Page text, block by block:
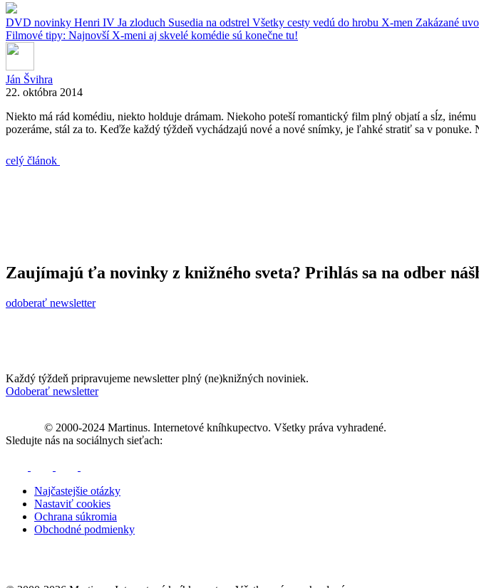
DVD novinky Henri IV Ja zloduch Susedia na odstrel Všetky cesty vedú do hrobu X-men Zakázané
Filmové tipy: Najnovší X-meni aj skvelé komédie sú konečne tu!
Ján Švihra
22. októbra 2014
Niekto má rád komédiu, niekto holduje drámam. Niekoho poteší romantický film plný objatí a sĺz,
pozeráme, stál za to. Keďže každý týždeň vychádzajú nové a nové snímky, je ľahké stratiť sa v
celý článok
Zaujímajú ťa novinky z knižného sveta? Prihlás sa na odber
odoberať newsletter
Každý týždeň pripravujeme newsletter plný (ne)knižných noviniek.
Odoberať newsletter
© 2000-2024 Martinus. Internetové kníhkupectvo. Všetky práva vyhradené.
Sledujte nás na sociálnych sieťach:
Najčastejšie otázky
Nastaviť cookies
Ochrana súkromia
Obchodné podmienky